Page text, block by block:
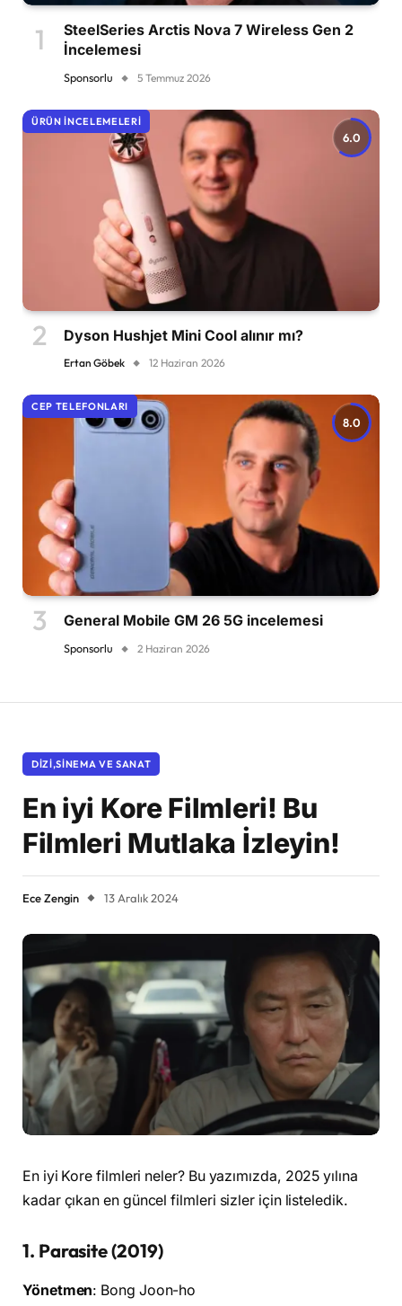
SteelSeries Arctis Nova 7 Wireless Gen 2
İncelemesi
Sponsorlu 5 Temmuz 2026
6.0
ÜRÜN İNCELEMELERI
Dyson Hushjet Mini Cool alınır mı?
Ertan Göbek 12 Haziran 2026
8.0
CEP TELEFONLARI
General Mobile GM 26 5G incelemesi
Sponsorlu 2 Haziran 2026
DIZI,SINEMA VE SANAT
En iyi Kore Filmleri! Bu
Filmleri Mutlaka İzleyin!
Ece Zengin 13 Aralık 2024
En iyi Kore filmleri neler? Bu yazımızda, 2025 yılına
kadar çıkan en güncel filmleri sizler için listeledik.
1. Parasite (2019)
Yönetmen: Bong Joon-ho